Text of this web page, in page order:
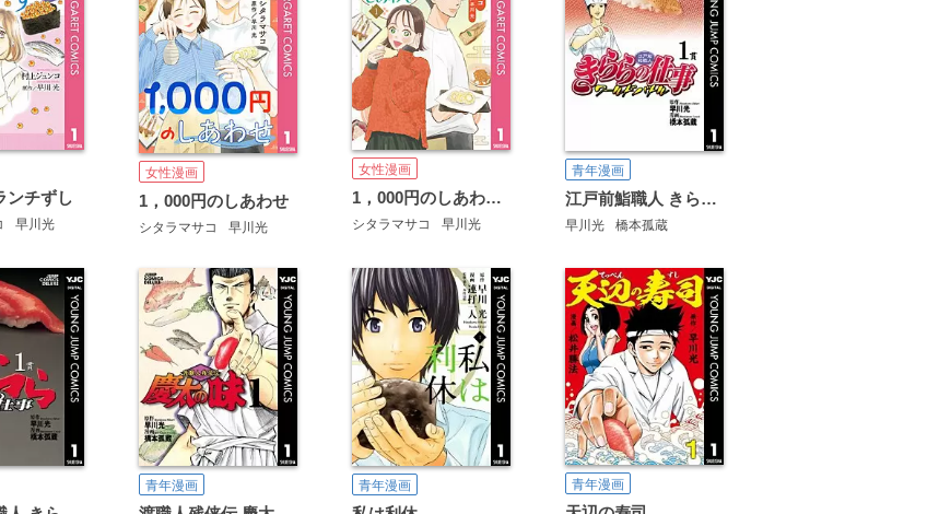
ンチずし
早川光
女性漫画
1，000円のしあわせ
シタラマサコ 早川光
女性漫画
1，000円のしあわせ【合本版】
シタラマサコ 早川光
青年漫画
江戸前鮨職人 きららの仕事 ワールドバトル
早川光 橋本孤蔵
青年漫画 青年漫画 青年漫画